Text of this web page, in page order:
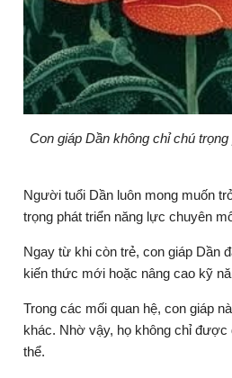
Con giáp Dần không chỉ chú
Người tuổi Dần luôn mong muốn
trọng phát triển năng lực chuyên
Ngay từ khi còn trẻ, con giáp Dần
kiến thức mới hoặc nâng cao kỹ
Trong các mối quan hệ, con giáp
khác. Nhờ vậy, họ không chỉ
thể.